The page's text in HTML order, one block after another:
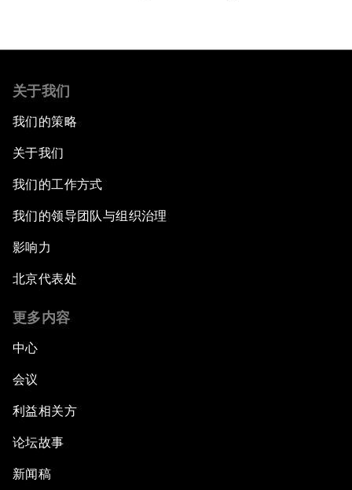
关于我们
我们的策略
关于我们
我们的工作方式
我们的领导团队与组织治理
影响力
北京代表处
更多内容
中心
会议
利益相关方
论坛故事
新闻稿